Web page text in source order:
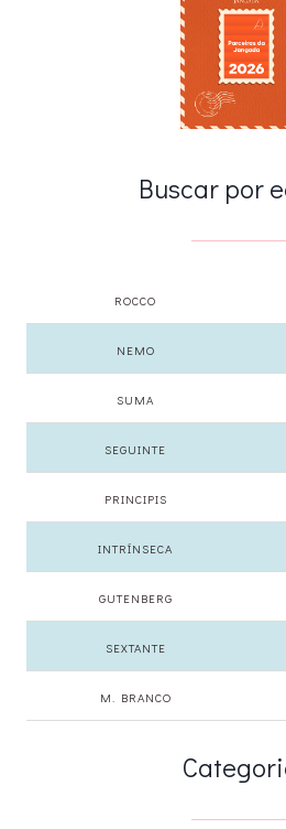
Buscar por
ROCCO
NEMO
SUMA
SEGUINTE
PRINCIPIS
INTRÍNSECA
GUTENBERG
SEXTANTE
M. BRANCO